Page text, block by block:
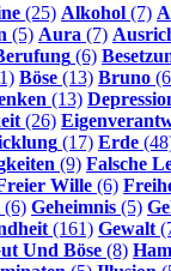
(25) Alkohol (7)
(5) Aura (7)
(6)
Böse (13) Bruno
(13)
(26)
(17) Erde
(9) Falsche
Wille (6)
(6) Geheimnis (5)
(161) Gewalt
Und Böse (8)